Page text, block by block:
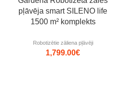
pļāvēja smart SILENO life
1500 m² komplekts
Robotizētie zāliena pļāvēji
1,799.00€